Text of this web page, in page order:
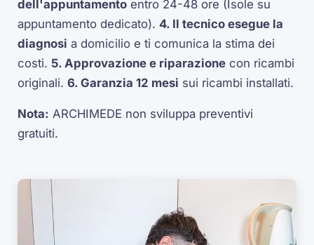
dell'appuntamento entro 24-48 ore (Isole su
appuntamento dedicato).4. Il tecnico esegue la
diagnosi a domicilio e ti comunica la stima dei
costi. 5. Approvazione e riparazione con ricambi
originali.6. Garanzia 12 mesi sui ricambi installati.
Nota: ARCHIMEDE non sviluppa preventivi
gratuiti.